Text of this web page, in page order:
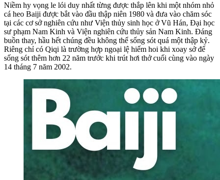
Niềm hy vọng le lói duy nhất từng được thắp lên khi một nhóm nhỏ
cá heo Baiji được bắt vào đầu thập niên 1980 và đưa vào chăm sóc
tại các cơ sở nghiên cứu như Viện thủy sinh học ở Vũ Hán, Đại học
sư phạm Nam Kinh và Viện nghiên cứu thủy sản Nam Kinh. Đáng
buồn thay, hầu hết chúng đều không thể sống sót quá một thập kỷ.
Riêng chỉ có Qiqi là trường hợp ngoại lệ hiếm hoi khi xoay sở để
sống sót thêm hơn 22 năm trước khi trút hơi thở cuối cùng vào ngày
14 tháng 7 năm 2002.